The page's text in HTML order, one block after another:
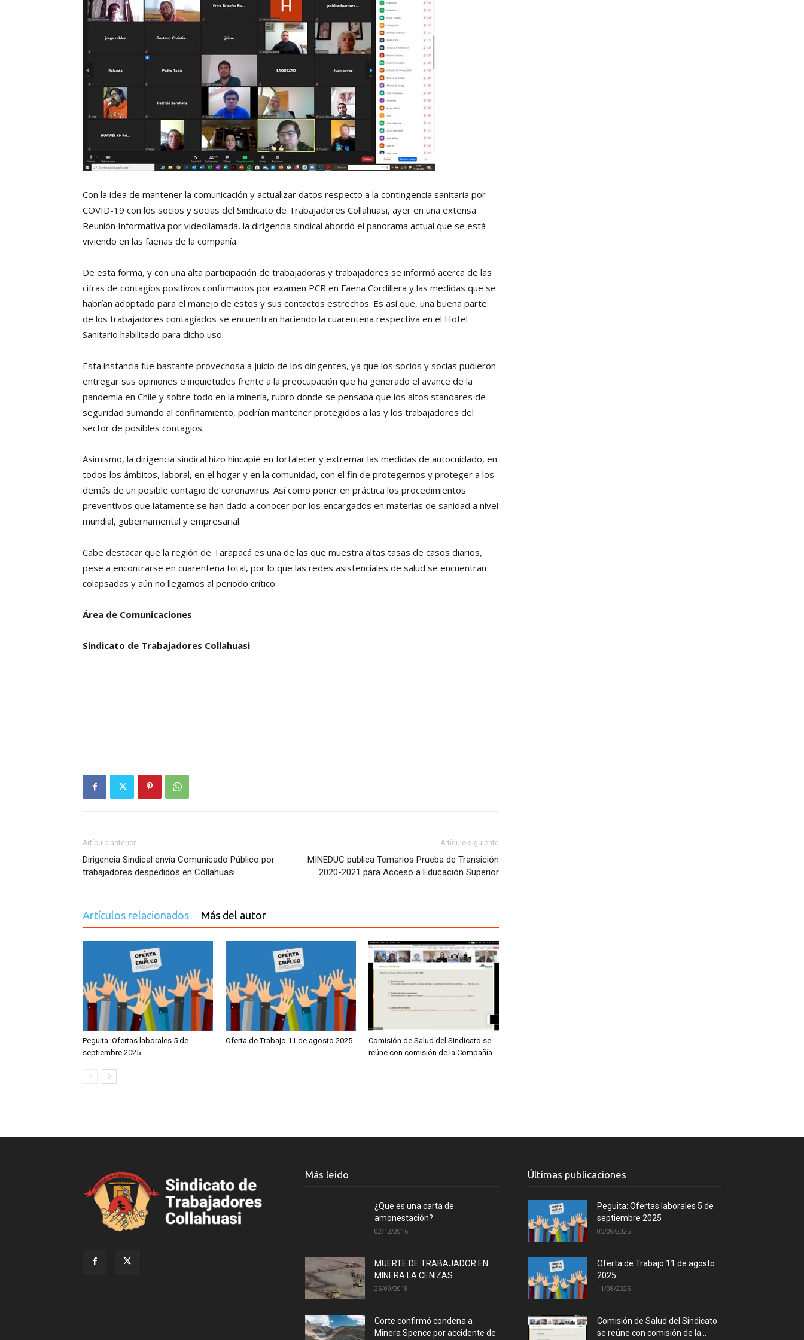
Collahuasi
Con la idea de mantener la comunicación y actualizar datos respecto a la contingencia sanitaria por
COVID-19 con los socios y socias del Sindicato de Trabajadores Collahuasi, ayer en una extensa
Reunión Informativa por videollamada, la dirigencia sindical abordó el panorama actual que se está
viviendo en las faenas de la compañía.
De esta forma, y con una alta participación de trabajadoras y trabajadores se informó acerca de las
cifras de contagios positivos confirmados por examen PCR en Faena Cordillera y las medidas que se
habrían adoptado para el manejo de estos y sus contactos estrechos. Es así que, una buena parte
de los trabajadores contagiados se encuentran haciendo la cuarentena respectiva en el Hotel
Sanitario habilitado para dicho uso.
Esta instancia fue bastante provechosa a juicio de los dirigentes, ya que los socios y socias pudieron
entregar sus opiniones e inquietudes frente a la preocupación que ha generado el avance de la
pandemia en Chile y sobre todo en la minería, rubro donde se pensaba que los altos standares de
seguridad sumando al confinamiento, podrían mantener protegidos a las y los trabajadores del
sector de posibles contagios.
Asimismo, la dirigencia sindical hizo hincapié en fortalecer y extremar las medidas de autocuidado, en
todos los ámbitos, laboral, en el hogar y en la comunidad, con el fin de protegernos y proteger a los
demás de un posible contagio de coronavirus. Así como poner en práctica los procedimientos
preventivos que latamente se han dado a conocer por los encargados en materias de sanidad a nivel
mundial, gubernamental y empresarial.
Cabe destacar que la región de Tarapacá es una de las que muestra altas tasas de casos diarios,
pese a encontrarse en cuarentena total, por lo que las redes asistenciales de salud se encuentran
colapsadas y aún no llegamos al periodo crítico.
Área de Comunicaciones
Sindicato de Trabajadores Collahuasi
Artículo anterior
Dirigencia Sindical envía Comunicado Público por
trabajadores despedidos en Collahuasi
Artículo siguiente
MINEDUC publica Temarios Prueba de Transición
2020-2021 para Acceso a Educación Superior
Artículos relacionados Más del autor
Peguita: Ofertas laborales 5 de
septiembre 2025
Oferta de Trabajo 11 de agosto 2025
Comisión de Salud del Sindicato se
reúne con comisión de la Compañía
Más leido
¿Que es una carta de
amonestación?
02/12/2016
MUERTE DE TRABAJADOR EN
MINERA LA CENIZAS
25/09/2018
Corte confirmó condena a
Minera Spence por accidente de
Últimas publicaciones
Peguita: Ofertas laborales 5 de
septiembre 2025
05/09/2025
Oferta de Trabajo 11 de agosto
2025
11/08/2025
Comisión de Salud del Sindicato
se reúne con comisión de la...